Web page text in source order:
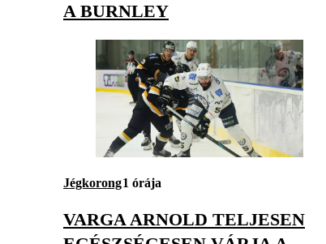
A BURNLEY
Jégkorong1 órája
VARGA ARNOLD TELJESEN